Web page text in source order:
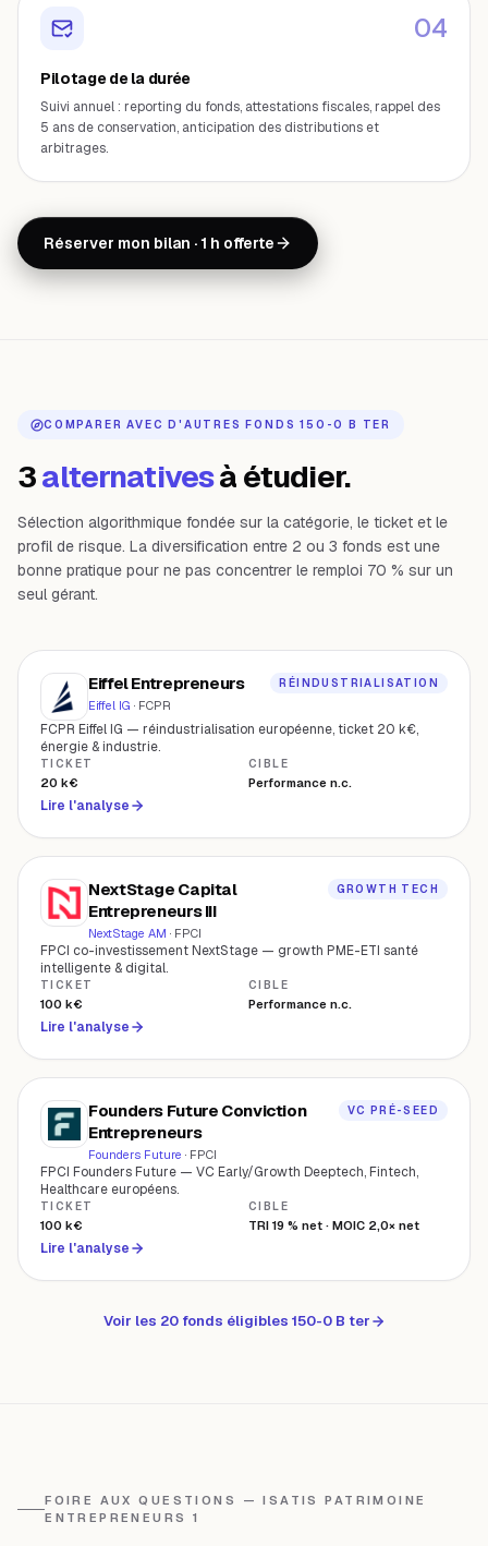
04
Pilotage de la durée
Suivi annuel : reporting du fonds, attestations fiscales, rappel des
5 ans de conservation, anticipation des distributions et
arbitrages.
Réserver mon bilan · 1 h offerte
COMPARER AVEC D'AUTRES FONDS 150-0 B TER
3alternativesà étudier.
Sélection algorithmique fondée sur la catégorie, le ticket et le
profil de risque. La diversification entre 2 ou 3 fonds est une
bonne pratique pour ne pas concentrer le remploi 70 % sur un
seul gérant.
Eiffel Entrepreneurs
Eiffel IG · FCPR
RÉINDUSTRIALISATION
FCPR Eiffel IG — réindustrialisation européenne, ticket 20 k€,
énergie & industrie.
TICKET
20 k€
CIBLE
Performance n.c.
Lire l'analyse
NextStage Capital
Entrepreneurs III
NextStage AM · FPCI
GROWTH TECH
FPCI co-investissement NextStage — growth PME-ETI santé
intelligente & digital.
TICKET
100 k€
CIBLE
Performance n.c.
Lire l'analyse
Founders Future Conviction
Entrepreneurs
Founders Future · FPCI
VC PRÉ-SEED
FPCI Founders Future — VC Early/Growth Deeptech, Fintech,
Healthcare européens.
TICKET
100 k€
CIBLE
TRI 19 % net · MOIC 2,0× net
Lire l'analyse
Voir les 20 fonds éligibles 150-0 B ter
FOIRE AUX QUESTIONS — ISATIS PATRIMOINE
ENTREPRENEURS 1